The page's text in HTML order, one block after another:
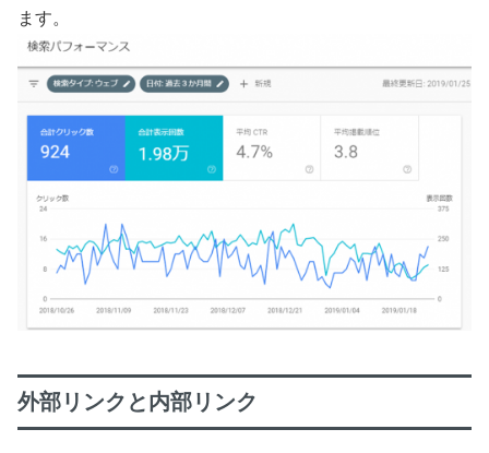
ます。
外部リンクと内部リンク